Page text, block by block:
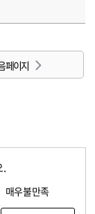
페이지
.
매우불만족